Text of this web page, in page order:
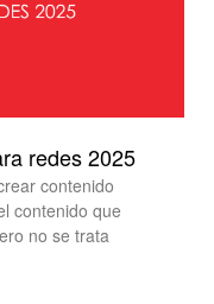
redes 2025
contenido
contenido que
no se trata